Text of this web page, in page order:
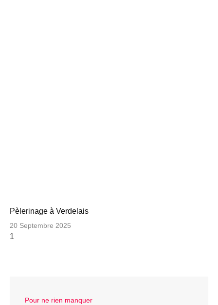
Pèlerinage à Verdelais
20 Septembre 2025
Pour ne rien manquer